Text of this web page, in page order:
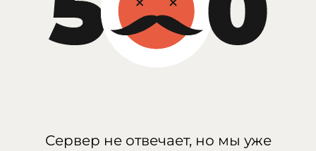
Сервер не отвечает, но мы уже